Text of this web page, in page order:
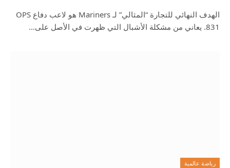
الهدف النهائي للتجارة “المثالي” لـ Mariners هو لاعب دفاع OPS
.831 يعاني من مشكلة الأشبال التي ظهرت في الأصل على…
رياضة عالمية